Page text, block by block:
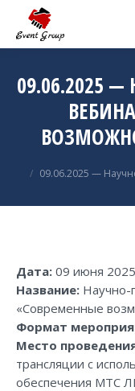
09.06.2025
09.06.2025 —
Дата: 09 июня
Название: Научно-
«Современные
Формат
Место
трансляции с
обеспечения МТС